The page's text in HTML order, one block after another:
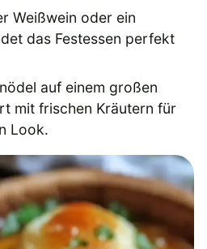
Weißwein oder ein
das Festessen perfekt
auf einem großen
mit frischen Kräutern für
Look.